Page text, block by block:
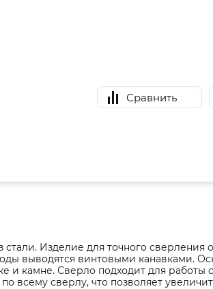
Сравнить
Изделие для точного
выводятся винтовыми канавками.
и камне. Сверло подходит для
всему сверлу, что позволяет